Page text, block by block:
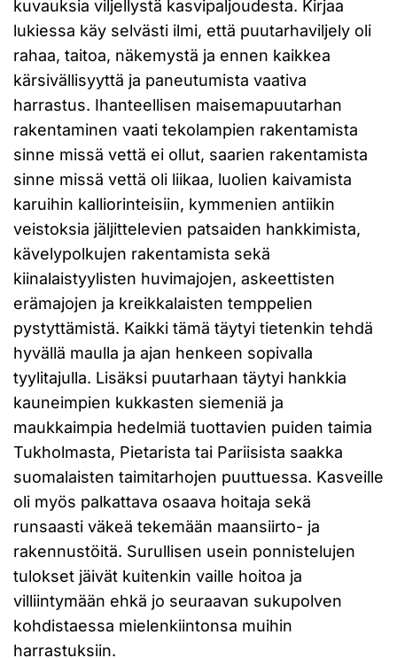
kuvauksia viljellystä kasvipaljoudesta. Kirjaa
lukiessa käy selvästi ilmi, että puutarhaviljely oli
rahaa, taitoa, näkemystä ja ennen kaikkea
kärsivällisyyttä ja paneutumista vaativa
harrastus. Ihanteellisen maisemapuutarhan
rakentaminen vaati tekolampien rakentamista
sinne missä vettä ei ollut, saarien rakentamista
sinne missä vettä oli liikaa, luolien kaivamista
karuihin kalliorinteisiin, kymmenien antiikin
veistoksia jäljittelevien patsaiden hankkimista,
kävelypolkujen rakentamista sekä
kiinalaistyylisten huvimajojen, askeettisten
erämajojen ja kreikkalaisten temppelien
pystyttämistä. Kaikki tämä täytyi tietenkin tehdä
hyvällä maulla ja ajan henkeen sopivalla
tyylitajulla. Lisäksi puutarhaan täytyi hankkia
kauneimpien kukkasten siemeniä ja
maukkaimpia hedelmiä tuottavien puiden taimia
Tukholmasta, Pietarista tai Pariisista saakka
suomalaisten taimitarhojen puuttuessa. Kasveille
oli myös palkattava osaava hoitaja sekä
runsaasti väkeä tekemään maansiirto- ja
rakennustöitä. Surullisen usein ponnistelujen
tulokset jäivät kuitenkin vaille hoitoa ja
villiintymään ehkä jo seuraavan sukupolven
kohdistaessa mielenkiintonsa muihin
harrastuksiin.